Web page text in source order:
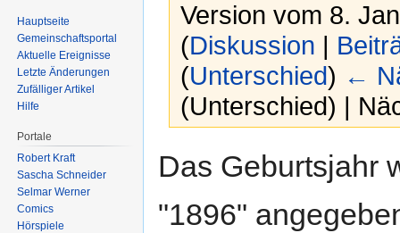
Version vom 8.
(Diskussion |
(Unterschied) ←
(Unterschied) |
Navigation
Suche
Das Geburtsjahr
"1896"
Hauptseite
Gemeinschafts­portal
Aktuelle Ereignisse
Letzte Änderungen
Zufälliger Artikel
Hilfe
Portale
Robert Kraft
Sascha Schneider
Selmar Werner
Comics
Hörspiele